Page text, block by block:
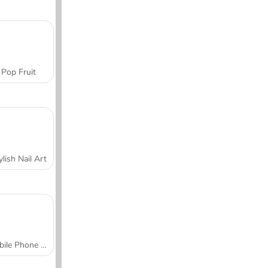
Pop Fruit
Nail Art
Mobile Phone Case Design & DIY